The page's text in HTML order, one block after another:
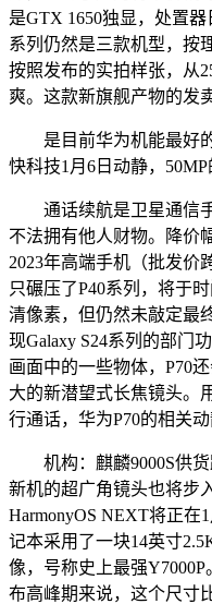
是GTX 1650独显，处置
系列仍然是三款机型，按
按照发布的实拍样张，从
爽。这款新旗舰产物的发
是目前华为机能最好的
快科技1月6日动静，
通话续航是卫星通信手
不法拥有他人财物。降价
2023年高端手机（批发价
只碾压了P40系列，将于
清像素，但仍然未敲定最
现Galaxy S24系列的部门
画面中的一些物体，P70
大的新潜望式长焦镜头。
行通话，华为P70的相关动
机构：麒麟9000S供货
新机的超广角镜头也将步
HarmonyOS NEXT将正在1
记本采用了一块14英寸
像，号称史上最强Y7000P
布高峰期来说，这个尺寸